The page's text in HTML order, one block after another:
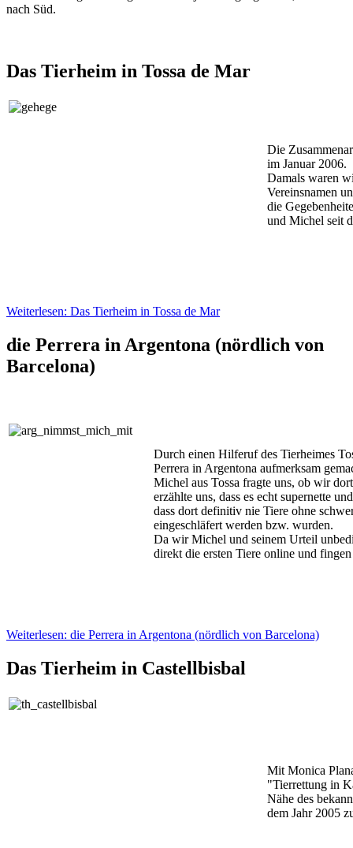
nach Süd.
Das Tierheim in Tossa de Mar
Die
im Januar 2006.
Damals waren
Vereinsnamen
die
und Michel seit
Weiterlesen: Das Tierheim in Tossa de Mar
die Perrera in Argentona (nördlich von
Barcelona)
Durch einen Hilferuf des Tierheimes
Perrera in Argentona aufmerksam
Michel aus Tossa fragte uns, ob wir
erzählte uns, dass es echt supernette
dass dort definitiv nie Tiere ohne
eingeschläfert werden bzw. wurden.
Da wir Michel und seinem Urteil
direkt die ersten Tiere online und
Weiterlesen: die Perrera in Argentona (nördlich von Barcelona)
Das Tierheim in Castellbisbal
Mit Monica
"Tierrettung in
Nähe des
dem Jahr 2005